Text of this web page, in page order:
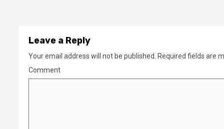
Leave a Reply
Your email address will not be published. Required fields are
Comment